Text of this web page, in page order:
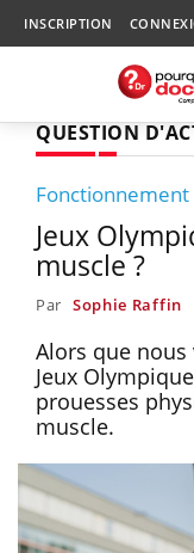
INSCRIPTION
QUESTION
Fonctionnement
Jeux
muscle ?
Par Sophie Raffin
Alors que
Jeux
prouesses
muscle.